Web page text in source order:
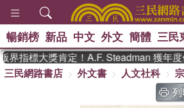
熱搜： 東野圭吾
、 如果
國際布
暢銷榜 新品 中文 外文 簡體 三民
指標大獎肯定！A.F. Steadman 獲年度
三民網路書店
外文書 人文社科
列